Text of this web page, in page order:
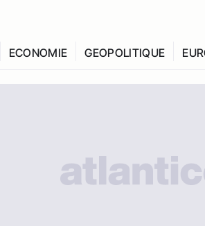
ECONOMIE GEOPOLITIQUE